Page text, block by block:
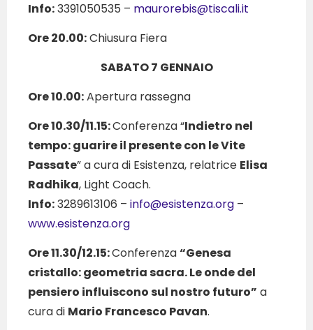
Info:3391050535 – maurorebis@tiscali.it
Ore 20.00:Chiusura Fiera
SABATO 7 GENNAIO
Ore 10.00:Apertura rassegna
Ore 10.30/11.15:Conferenza “Indietro nel
tempo: guarire il presente con le Vite
Passate” a cura di Esistenza, relatrice Elisa
Radhika, Light Coach.
Info:3289613106 – info@esistenza.org –
www.esistenza.org
Ore 11.30/12.15:Conferenza“Genesa
cristallo: geometria sacra. Le onde del
pensiero influiscono sul nostro futuro” a
cura di Mario Francesco Pavan.